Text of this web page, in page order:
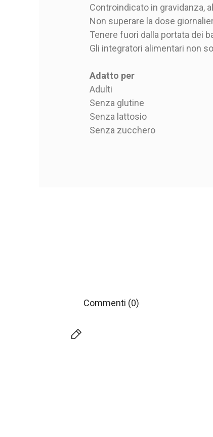
Controindicato in gravidanza,
Non superare la dose
Tenere fuori dalla portata dei
Gli integratori alimentari non
Adatto per
Adulti
Senza glutine
Senza lattosio
Senza zucchero
Commenti (0)